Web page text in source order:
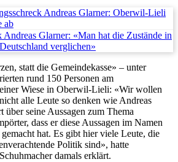
Andreas Glarner: Oberwil-Lieli
ab
Glarner: «Man hat die Zustände in
verglichen»
statt die Gemeindekasse» – unter
rund 150 Personen am
Wiese in Oberwil-Lieli: «Wir wollen
alle Leute so denken wie Andreas
über seine Aussagen zum Thema
dass er diese Aussagen im Namen
hat. Es gibt hier viele Leute, die
Politik sind», hatte
damals erklärt.